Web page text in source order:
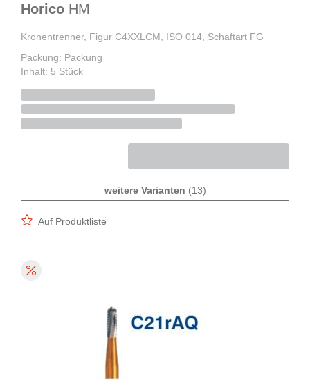
Horico HM
Kronentrenner, Figur C4XXLCM, ISO 014, Schaftart FG
Packung: Packung
Inhalt: 5 Stück
weitere Varianten (13)
Auf Produktliste